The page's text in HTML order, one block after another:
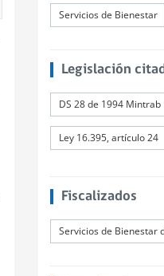
Servicios de Bienestar
Legislación
DS 28 de 1994 Mintrab
Ley 16.395, artículo 24
Fiscalizados
Servicios de Bienestar